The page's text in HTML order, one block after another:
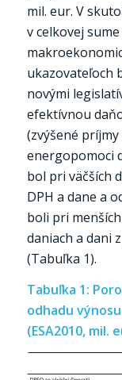
mil. eur. V
v celkovej
ukazovateľoch
novými
efektívnou
(zvýšené
energopomoci
bol pri väčších
DPH a dane a
boli pri
daniach a dani
(Tabuľka 1).
Tabuľka 1:
odhadu
(ESA2010, mil.